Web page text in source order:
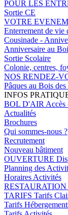
POUR LES
Sortie CE
VOTRE
Enterrement de vie
Cousinade -
Anniversaire au
Sortie Scolaire
Colonie, centres,
NOS RENDEZ-
Pâques au Bois
INFOS
BOL D'AIR Accès
Actualités
Brochures
Qui sommes-nous ?
Recrutement
Nouveau bâtiment
OUVERTURE
Planning des
Horaires Activités
RESTAURATION
TARIFS Tarifs
Tarifs